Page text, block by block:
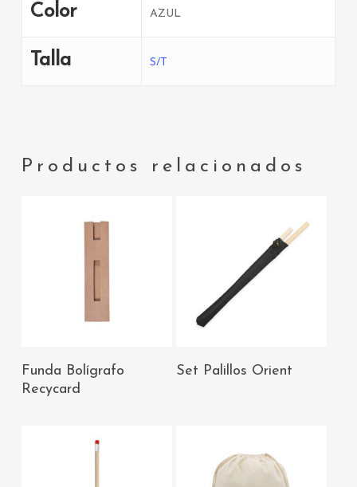
Color AZUL
Talla S/T
Productos relacionados
AÑADIR AL
CARRITO
Funda Bolígrafo
Recycard
AÑADIR AL
Set Palillos Orient